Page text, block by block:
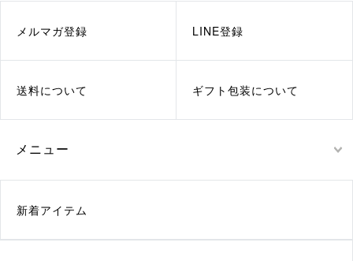
メルマガ登録 LINE登録
送料について ギフト包装について
メニュー
新着アイテム